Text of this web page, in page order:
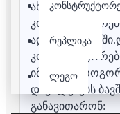
რეპლიკა
ლეგო
ახდენს ბავშვის
ადრეულ
იმაზე, თუ
დავალებებს
განავითარონ: